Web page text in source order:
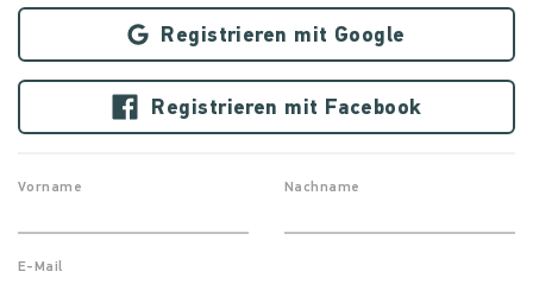
Registrieren mit Google
Registrieren mit Facebook
Vorname Nachname
E-Mail